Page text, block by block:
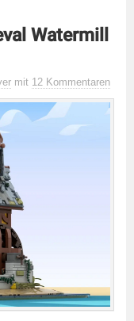
Watermill
mit 12 Kommentaren